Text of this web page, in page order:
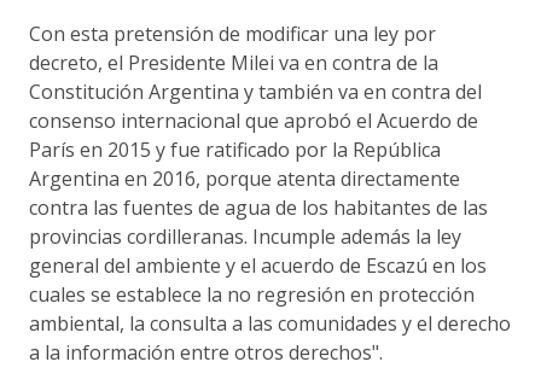
Con esta pretensión de modificar una ley por
decreto, el Presidente Milei va en contra de la
Constitución Argentina y también va en contra del
consenso internacional que aprobó el Acuerdo de
París en 2015 y fue ratificado por la República
Argentina en 2016, porque atenta directamente
contra las fuentes de agua de los habitantes de las
provincias cordilleranas. Incumple además la ley
general del ambiente y el acuerdo de Escazú en los
cuales se establece la no regresión en protección
ambiental, la consulta a las comunidades y el derecho
a la información entre otros derechos".